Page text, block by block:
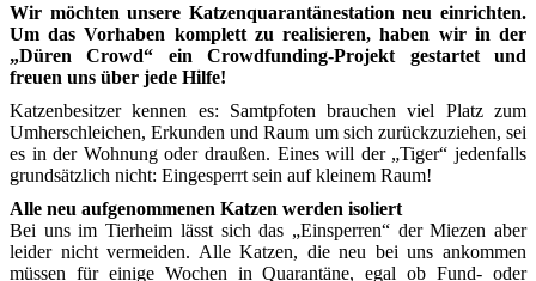
Wir möchten unsere Katzenquarantänestation neu einrichten.
Um das Vorhaben komplett zu realisieren, haben wir in der
„Düren Crowd“ ein Crowdfunding-Projekt gestartet und
freuen uns über jede Hilfe!
Katzenbesitzer kennen es: Samtpfoten brauchen viel Platz zum
Umherschleichen, Erkunden und Raum um sich zurückzuziehen, sei
es in der Wohnung oder draußen. Eines will der „Tiger“ jedenfalls
grundsätzlich nicht: Eingesperrt sein auf kleinem Raum!
Alle neu aufgenommenen Katzen werden isoliert
Bei uns im Tierheim lässt sich das „Einsperren“ der Miezen aber
leider nicht vermeiden. Alle Katzen, die neu bei uns ankommen
müssen für einige Wochen in Quarantäne, egal ob Fund- oder